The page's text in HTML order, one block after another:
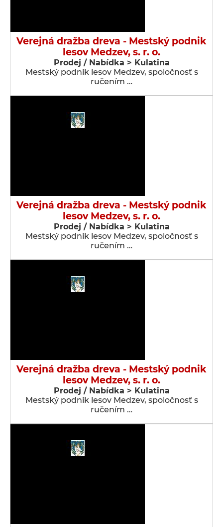
Verejná dražba dreva - Mestský podnik
lesov Medzev, s. r. o.
Prodej / Nabídka > Kulatina
Mestský podnik lesov Medzev, spoločnosť s
ručením …
Verejná dražba dreva - Mestský podnik
lesov Medzev, s. r. o.
Prodej / Nabídka > Kulatina
Mestský podnik lesov Medzev, spoločnosť s
ručením …
Verejná dražba dreva - Mestský podnik
lesov Medzev, s. r. o.
Prodej / Nabídka > Kulatina
Mestský podnik lesov Medzev, spoločnosť s
ručením …